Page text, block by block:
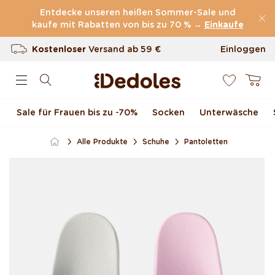
Direkt zum Inhalt
Entdecke unseren heißen Sommer-Sale und
kaufe mit Rabatten von bis zu 70 % → Einkaufe
(60.231 Bewertungen)
Kostenloser Versand ab 59 €
100 Tage Rückgaberecht
Einloggen
Sale für Frauen bis zu -70 % Socken Unterwäsche
Alle Produkte Schuhe Pantoletten